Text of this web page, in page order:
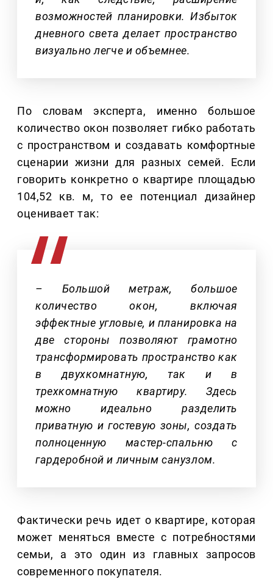
возможностей планировки. Избыток
дневного света делает пространство
визуально легче и объемнее.
По словам эксперта, именно большое
количество окон позволяет гибко работать
с пространством и создавать комфортные
сценарии жизни для разных семей. Если
говорить конкретно о квартире площадью
104,52 кв. м, то ее потенциал дизайнер
оценивает так:
– Большой метраж, большое
количество окон, включая
эффектные угловые, и планировка на
две стороны позволяют грамотно
трансформировать пространство как
в двухкомнатную, так и в
трехкомнатную квартиру. Здесь
можно идеально разделить
приватную и гостевую зоны, создать
полноценную мастер-спальню с
гардеробной и личным санузлом.
Фактически речь идет о квартире, которая
может меняться вместе с потребностями
семьи, а это один из главных запросов
современного покупателя.